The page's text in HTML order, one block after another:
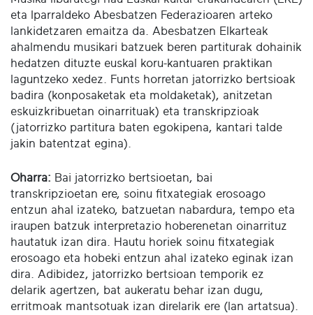
eta Iparraldeko Abesbatzen Federazioaren arteko
lankidetzaren emaitza da. Abesbatzen Elkarteak
ahalmendu musikari batzuek beren partiturak dohainik
hedatzen dituzte euskal koru-kantuaren praktikan
laguntzeko xedez. Funts horretan jatorrizko bertsioak
badira (konposaketak eta moldaketak), anitzetan
eskuizkribuetan oinarrituak) eta transkripzioak
(jatorrizko partitura baten egokipena, kantari talde
jakin batentzat egina).
Oharra: Bai jatorrizko bertsioetan, bai
transkripzioetan ere, soinu fitxategiak erosoago
entzun ahal izateko, batzuetan nabardura, tempo eta
iraupen batzuk interpretazio hoberenetan oinarrituz
hautatuk izan dira. Hautu horiek soinu fitxategiak
erosoago eta hobeki entzun ahal izateko eginak izan
dira. Adibidez, jatorrizko bertsioan temporik ez
delarik agertzen, bat aukeratu behar izan dugu,
erritmoak mantsotuak izan direlarik ere (lan artatsua).